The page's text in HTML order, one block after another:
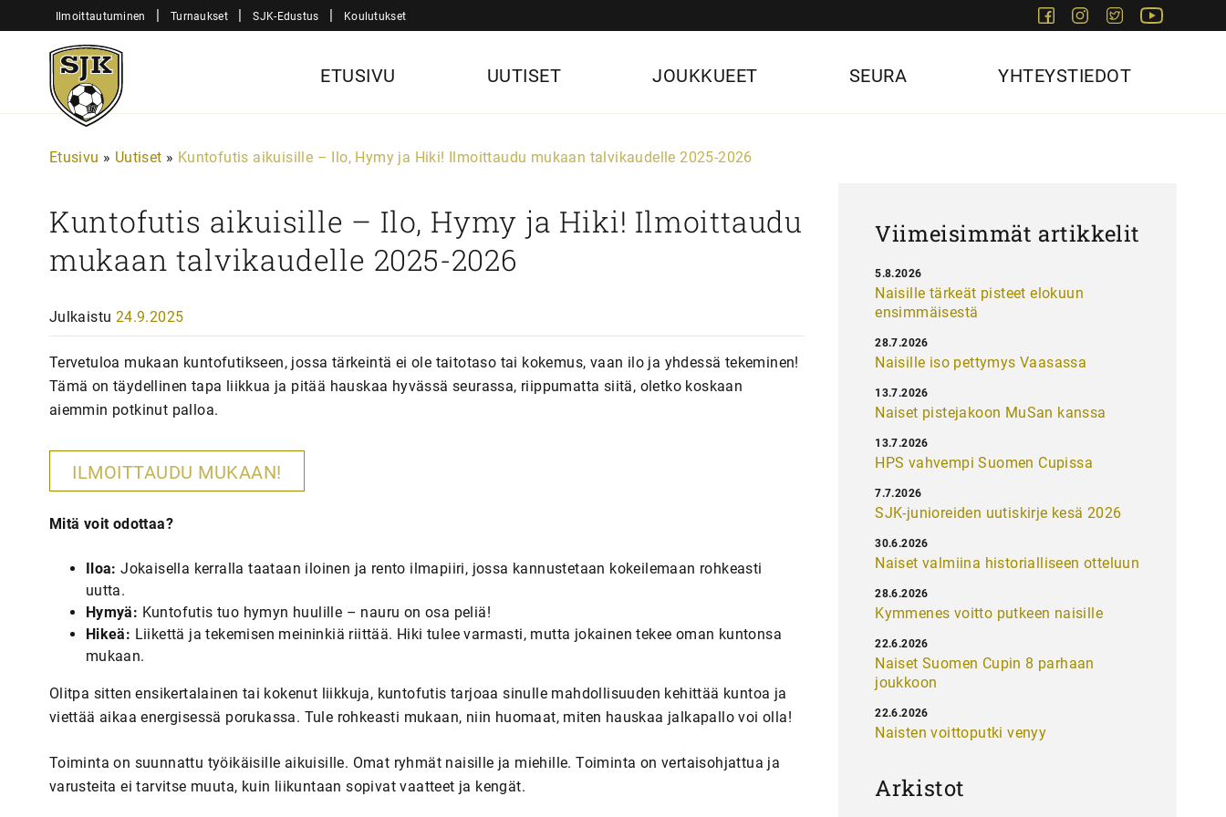
sisältöön
Ilmoittautuminen | Turnaukset | SJK-Edustus | Koulutukset FacebookInstagram
Twitter
Sjk-
Juniorit
ETUSIVU UUTISET JOUKKUEET SEURA YHTEYSTIEDOT
Etusivu » Uutiset » Kuntofutis aikuisille – Ilo, Hymy ja Hiki! Ilmoittaudu mukaan talvikaudelle 2025-2026
Kuntofutis aikuisille – Ilo, Hymy ja Hiki! Ilmoittaudu
mukaan talvikaudelle 2025-2026
Julkaistu 24.9.2025
Tervetuloa mukaan kuntofutikseen, jossa tärkeintä ei ole taitotaso tai kokemus, vaan ilo ja yhdessä tekeminen!
Tämä on täydellinen tapa liikkua ja pitää hauskaa hyvässä seurassa, riippumatta siitä, oletko koskaan
aiemmin potkinut palloa.
ILMOITTAUDU MUKAAN!
Mitä voit odottaa?
Iloa: Jokaisella kerralla taataan iloinen ja rento ilmapiiri, jossa kannustetaan kokeilemaan rohkeasti
uutta.
Hymyä: Kuntofutis tuo hymyn huulille – nauru on osa peliä!
Hikeä: Liikettä ja tekemisen meininkiä riittää. Hiki tulee varmasti, mutta jokainen tekee oman kuntonsa
mukaan.
Olitpa sitten ensikertalainen tai kokenut liikkuja, kuntofutis tarjoaa sinulle mahdollisuuden kehittää kuntoa ja
viettää aikaa energisessä porukassa. Tule rohkeasti mukaan, niin huomaat, miten hauskaa jalkapallo voi olla!
Toiminta on suunnattu työikäisille aikuisille. Omat ryhmät naisille ja miehille. Toiminta on vertaisohjattua ja
varusteita ei tarvitse muuta, kuin liikuntaan sopivat vaatteet ja kengät.
Viimeisimmät artikkelit
Naisille tärkeät pisteet elokuun
ensimmäisestä
5.8.2026
Naisille iso pettymys Vaasassa
28.7.2026
Naiset pistejakoon MuSan kanssa
13.7.2026
HPS vahvempi Suomen Cupissa
13.7.2026
SJK-junioreiden uutiskirje kesä 2026
7.7.2026
Naiset valmiina historialliseen otteluun
30.6.2026
Kymmenes voitto putkeen naisille
28.6.2026
Naiset Suomen Cupin 8 parhaan
joukkoon
22.6.2026
Naisten voittoputki venyy
22.6.2026
Arkistot